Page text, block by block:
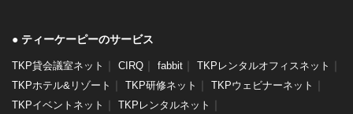
ティーケーピーのサービス
TKP貸会議室ネット CIRQ fabbit TKPレンタルオフィスネット
TKPホテル&リゾート TKP研修ネット TKPウェビナーネット
TKPイベントネット TKPレンタルネット